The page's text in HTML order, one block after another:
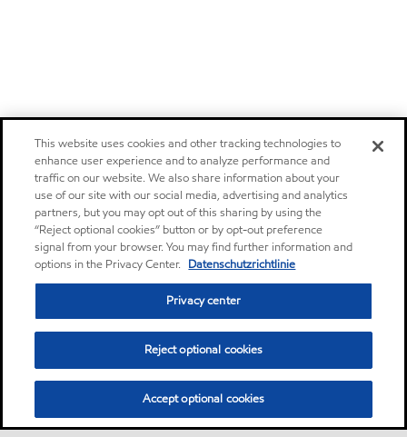
This website uses cookies and other tracking technologies to
enhance user experience and to analyze performance and
traffic on our website. We also share information about your
use of our site with our social media, advertising and analytics
partners, but you may opt out of this sharing by using the
“Reject optional cookies” button or by opt-out preference
signal from your browser. You may find further information and
options in the Privacy Center. Datenschutzrichtlinie
Privacy center
Reject optional cookies
Accept optional cookies